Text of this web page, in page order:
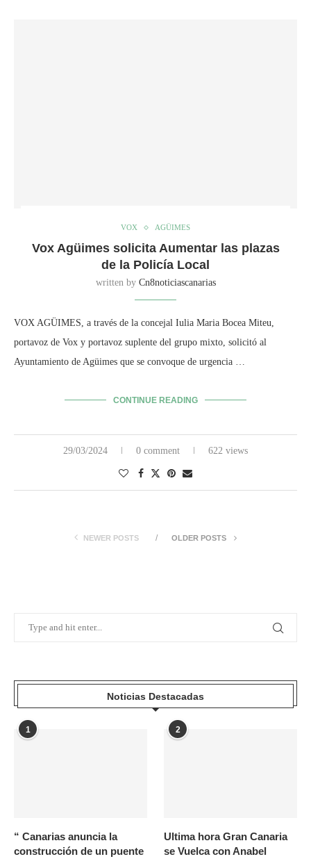
VOX AGÜIMES
Vox Agüimes solicita Aumentar las plazas
de la Policía Local
written by Cn8noticiascanarias
VOX AGÜIMES, a través de la concejal Iulia Maria Bocea Miteu,
portavoz de Vox y portavoz suplente del grupo mixto, solicitó al
Ayuntamiento de Agüimes que se convoque de urgencia …
CONTINUE READING
29/03/2024 0 comment 622 views
NEWER POSTS OLDER POSTS
Noticias Destacadas
1
“ Canarias anuncia la
construcción de un puente
2
Ultima hora Gran Canaria
se Vuelca con Anabel